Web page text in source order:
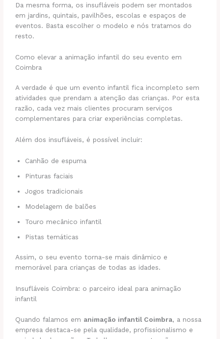
Da mesma forma, os insufláveis podem ser montados
em jardins, quintais, pavilhões, escolas e espaços de
eventos. Basta escolher o modelo e nós tratamos do
resto.
Como elevar a animação infantil do seu evento em
Coimbra
A verdade é que um evento infantil fica incompleto sem
atividades que prendam a atenção das crianças. Por esta
razão, cada vez mais clientes procuram serviços
complementares para criar experiências completas.
Além dos insufláveis, é possível incluir:
Canhão de espuma
Pinturas faciais
Jogos tradicionais
Modelagem de balões
Touro mecânico infantil
Pistas temáticas
Assim, o seu evento torna-se mais dinâmico e
memorável para crianças de todas as idades.
Insufláveis Coimbra: o parceiro ideal para animação
infantil
Quando falamos em animação infantil Coimbra, a nossa
empresa destaca-se pela qualidade, profissionalismo e